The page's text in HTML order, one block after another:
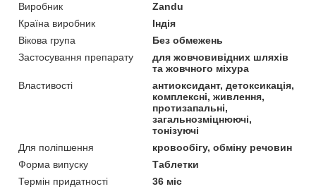
Виробник
Zandu
Країна виробник
Індія
Вікова група
Без обмежень
Застосування препарату
для жовчовивідних шляхів
та жовчного міхура
Властивості
антиоксидант, детоксикація,
комплексні, живлення,
протизапальні,
загальнозміцнюючі,
тонізуючі
Для поліпшення
кровообігу, обміну речовин
Форма випуску
Таблетки
Термін придатності
36 міс